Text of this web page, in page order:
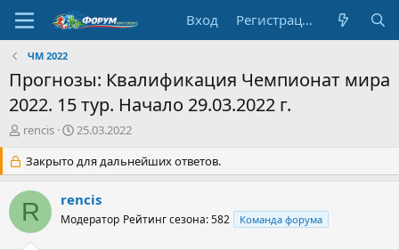
Вход Регистрация
ЧМ 2022
Прогнозы: Квалификация Чемпионат мира
2022. 15 тур. Начало 29.03.2022 г.
А
т
о
р
т
е
м
rencis
Д
т
а
а
ч
25.03.2022
Закрыто для дальнейших ответов.
R rencis
Модератор Рейтинг сезона: 582 Команда форума